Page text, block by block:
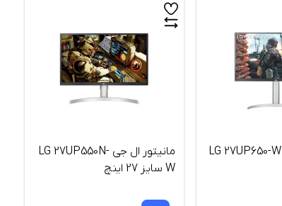
مانیتور ال جی LG 27UP650-W
مانیتور ال جی LG 27UP550N-
W سایز 27 اینچ